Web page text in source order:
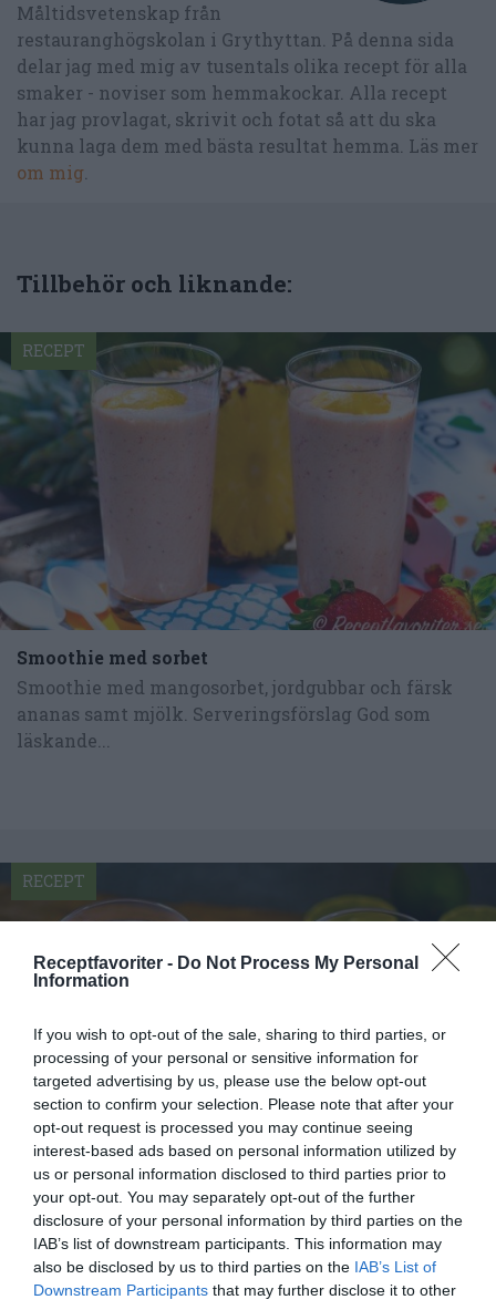
Receptfavoriter - Do Not Process My Personal
Information
If you wish to opt-out of the sale, sharing to third parties, or
processing of your personal or sensitive information for
targeted advertising by us, please use the below opt-out
section to confirm your selection. Please note that after your
opt-out request is processed you may continue seeing
interest-based ads based on personal information utilized by
us or personal information disclosed to third parties prior to
your opt-out. You may separately opt-out of the further
disclosure of your personal information by third parties on the
IAB’s list of downstream participants. This information may
also be disclosed by us to third parties on the IAB’s List of
Downstream Participants that may further disclose it to other
Måltidsvetenskap från
restauranghögskolan i Grythyttan. På denna sida
delar jag med mig av tusentals olika recept för alla
smaker - noviser som hemmakockar. Alla recept
har jag provlagat, skrivit och fotat så att du ska
kunna laga dem med bästa resultat hemma. Läs mer
om mig.
Tillbehör och liknande:
Smoothie med sorbet
Smoothie med mangosorbet, jordgubbar och färsk
ananas samt mjölk. Serveringsförslag God som
läskande...
RECEPT
Milkshake med jordgubbssorbet
Milkshake med jordgubbssorbet, vaniljglass, mjölk
och lite lime eller citron. Gott och läskande...
RECEPT